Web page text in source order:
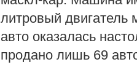
литровый
авто оказалась
продано лишь 69